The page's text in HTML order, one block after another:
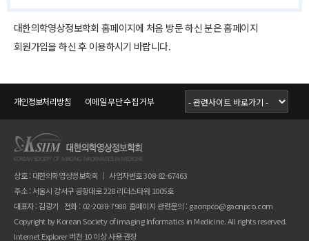
대한의학영상정보학회 홈페이지에 처음 방문 하신 분은 홈페이지
회원가입을 하신 후 이용하시기 바랍니다.
개인정보처리방침 이메일 무단 수집 거부
상호 : 대한의학영상정보학회 ｜ 사업자번호 308-82-67463
주소 : 서울시 강서구 공항대로 228 리더스타워 1005호
대표자 : 김광기 전화 : 02-2038-7988 홈페이지 관련문의 : gaonpco@gaonpco.com
Copyright by Korean Society of imaging Informatics in Medicine. All rights reserved.
Internet Explorer 버전 10 이상 사용 권장